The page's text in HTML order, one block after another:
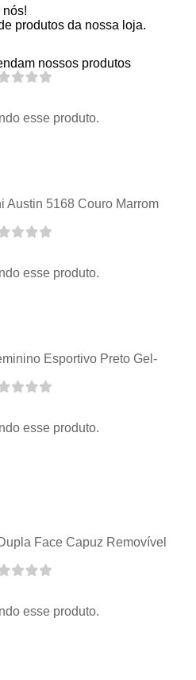
nós!
produtos da nossa loja.
nossos produtos
esse produto.
Austin 5168 Couro Marrom
esse produto.
Esportivo Preto Gel-
esse produto.
Face Capuz Removível
esse produto.